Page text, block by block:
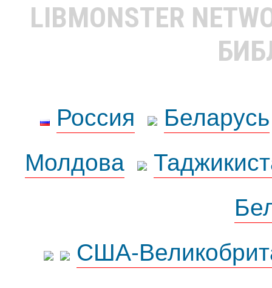
LIBMONSTER
Россия
Беларусь
Молдова
США-